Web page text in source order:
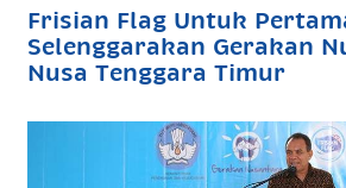
Frisian Flag Untuk
Selenggarakan Gerakan
Nusa Tenggara Timur